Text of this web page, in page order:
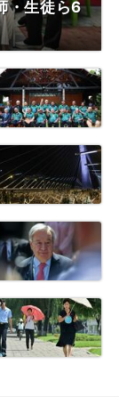
・生徒ら6